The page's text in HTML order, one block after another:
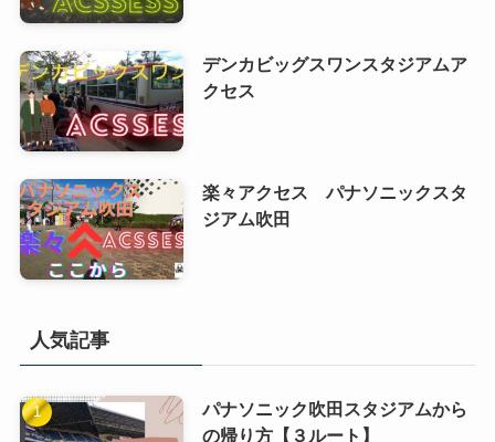
デンカビッグスワンスタジアムア
クセス
楽々アクセス パナソニックスタ
ジアム吹田
人気記事
パナソニック吹田スタジアムから
の帰り方【３ルート】